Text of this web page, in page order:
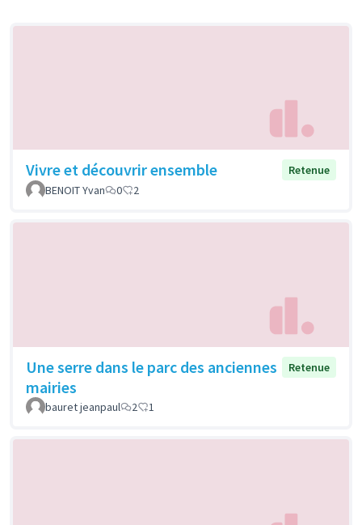
Vivre et découvrir ensemble
Retenue
BENOIT Yvan
0 2
Une serre dans le parc des anciennes
mairies
Retenue
bauret jeanpaul 2 1